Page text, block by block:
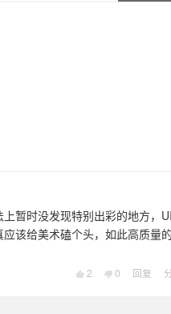
暂时没发现特别出彩的地方，
该给美术磕个头，如此高质量的
2 0 回复